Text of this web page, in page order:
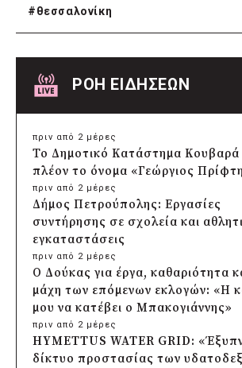
#θεσσαλονίκη
ΡΟΗ ΕΙΔΗΣΕΩΝ
πριν από 2 μέρες
Το Δημοτικό Κατάστημα Κουβαρά
πλέον το όνομα «Γεώργιος
πριν από 2 μέρες
Δήμος Πετρούπολης: Εργασίες
συντήρησης σε σχολεία και
εγκαταστάσεις
πριν από 2 μέρες
Ο Δούκας για έργα, καθαριότητα
μάχη των επόμενων εκλογών: «Η
μου να κατέβει ο Μπακογιάννης»
πριν από 2 μέρες
HYMETTUS WATER GRID:
δίκτυο προστασίας των